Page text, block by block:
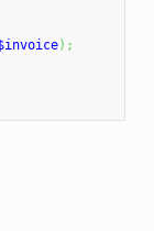
) ;